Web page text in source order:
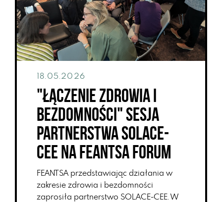
18.05.2026
"Łączenie Zdrowia i
Bezdomności" sesja
partnerstwa Solace-
CEE na FEANTSA Forum
FEANTSA przedstawiając działania w
zakresie zdrowia i bezdomności
zaprosiła partnerstwo SOLACE-CEE. W